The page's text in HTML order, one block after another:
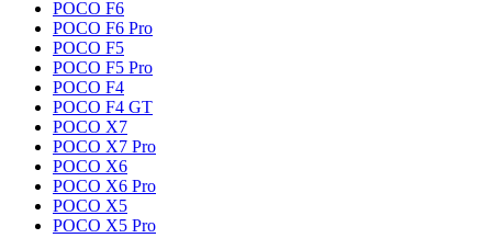
POCO F6
POCO F6 Pro
POCO F5
POCO F5 Pro
POCO F4
POCO F4 GT
POCO X7
POCO X7 Pro
POCO X6
POCO X6 Pro
POCO X5
POCO X5 Pro